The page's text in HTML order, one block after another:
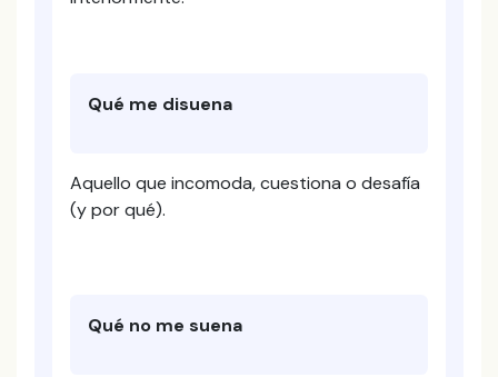
Qué me disuena
Aquello que incomoda, cuestiona o desafía
(y por qué).
Qué no me suena